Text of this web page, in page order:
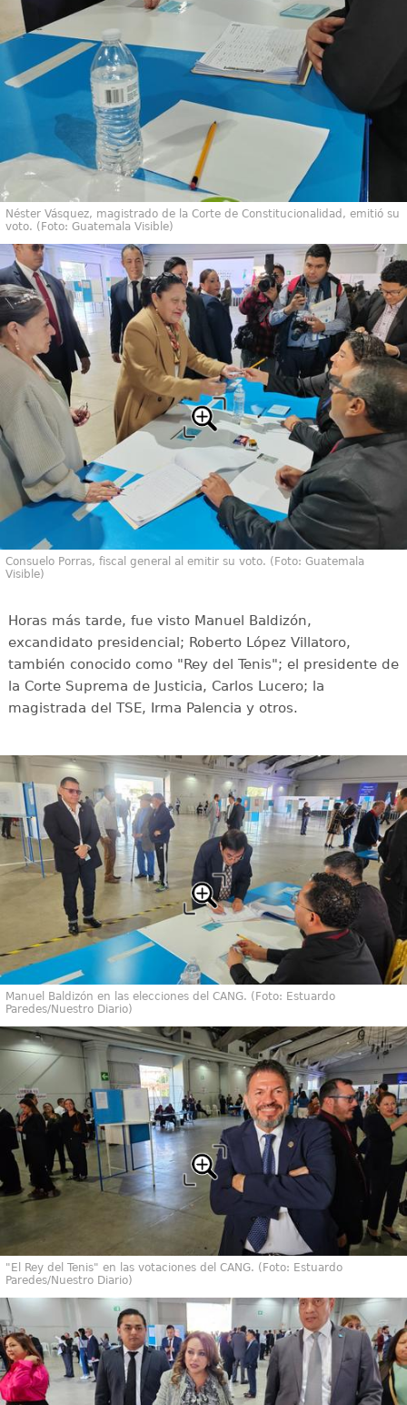
Néster Vásquez, magistrado de la Corte de Constitucionalidad, emitió su
voto. (Foto: Guatemala Visible)
Consuelo Porras, fiscal general al emitir su voto. (Foto: Guatemala
Visible)
Horas más tarde, fue visto Manuel Baldizón,
excandidato presidencial; Roberto López Villatoro,
también conocido como "Rey del Tenis"; el presidente de
la Corte Suprema de Justicia, Carlos Lucero; la
magistrada del TSE, Irma Palencia y otros.
Manuel Baldizón en las elecciones del CANG. (Foto: Estuardo
Paredes/Nuestro Diario)
"El Rey del Tenis" en las votaciones del CANG. (Foto: Estuardo
Paredes/Nuestro Diario)